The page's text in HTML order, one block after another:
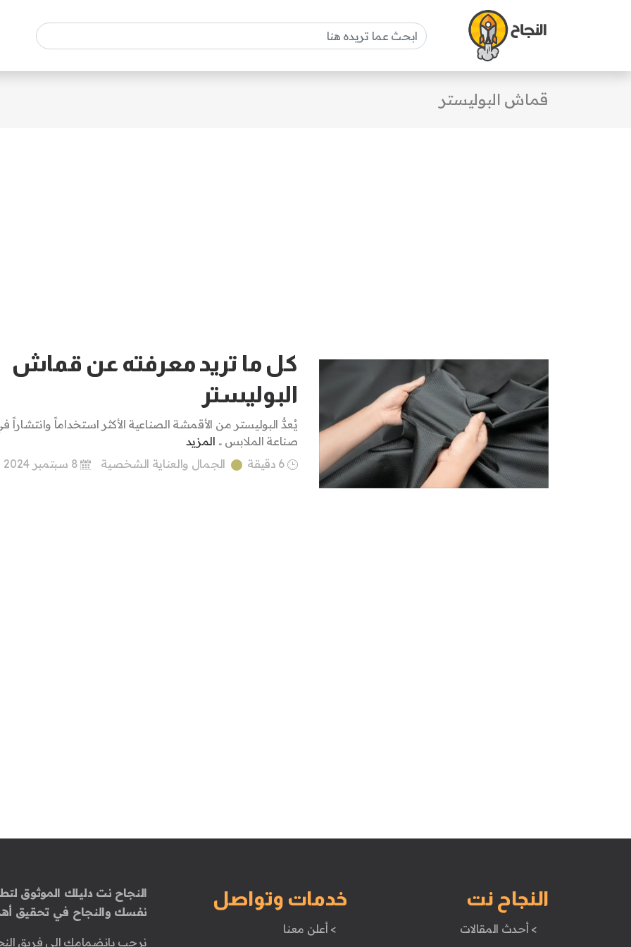
قماش البوليستر
كل ما تريد معرفته عن قماش
البوليستر
يُعدُّ البوليستر من الأقمشة الصناعية الأكثر استخداماً وانتشاراً
صناعة الملابس .. المزيد
6 دقيقة
الجمال والعناية الشخصية
النجاح نت
> أحدث المقالات
خدمات وتواصل
> أعلن معنا
النجاح نت دليلك الموثوق
نفسك والنجاح في تحقيق
نرحب بانضمامك إلى فريق